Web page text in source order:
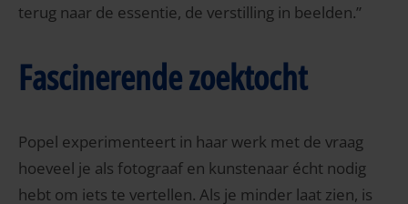
terug naar de essentie, de verstilling in beelden.”
Fascinerende zoektocht
Popel experimenteert in haar werk met de vraag
hoeveel je als fotograaf en kunstenaar écht nodig
hebt om iets te vertellen. Als je minder laat zien, is